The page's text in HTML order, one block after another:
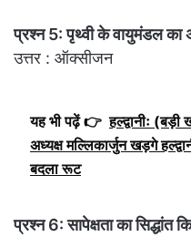
प्रश्न 5: पृथ्वी के वायुमंडल का
उत्तर : ऑक्सीजन
यह भी पढ़ें 👉 हल्द्वानीः
अध्यक्ष मल्लिकार्जुन खड़गे
बदला रूट
प्रश्न 6: सापेक्षता का सिद्धांत